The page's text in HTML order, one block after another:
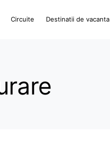
Circuite Destinatii de vacanta